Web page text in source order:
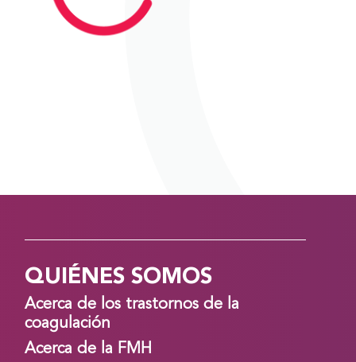
QUIÉNES SOMOS
Acerca de los trastornos de la
coagulación
Acerca de la FMH